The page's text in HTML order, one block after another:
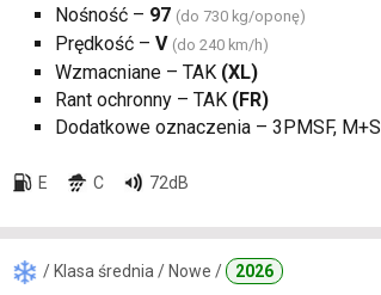
Nośność – 97 (do 730 kg/oponę)
Prędkość – V (do 240 km/h)
Wzmacniane – TAK (XL)
Rant ochronny – TAK (FR)
Dodatkowe oznaczenia – 3PMSF, M+S
E C 72dB
/ Klasa średnia / Nowe / 2026